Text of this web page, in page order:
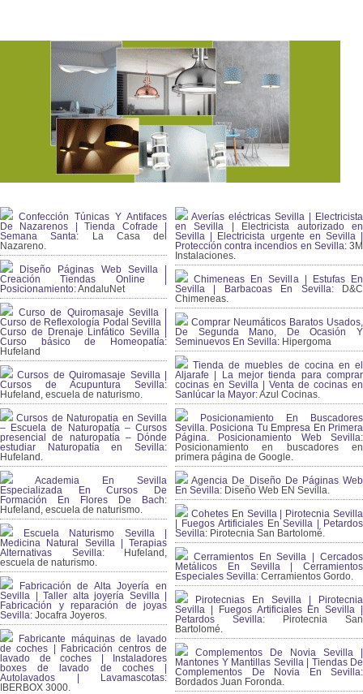
Confección Túnicas Y Antifaces
De Nazarenos | Tienda Cofrade |
Semana Santa: La Casa del
Nazareno.
Diseño Páginas Web Sevilla |
Creación Tiendas Online |
Posicionamiento:AndaluNet
Curso de Quiromasaje Sevilla |
Curso de Reflexología Podal Sevilla |
Curso de Drenaje Linfático Sevilla |
Curso básico de Homeopatía:
Hufeland
Cursos de Quiromasaje Sevilla |
Cursos de Acupuntura Sevilla:
Hufeland, escuela de naturismo.
Cursos de Naturopatia en Sevilla
– Escuela de Naturopatía – Cursos
presencial de naturopatía – Dónde
estudiar Naturopatía en Sevilla:
Hufeland.
Academia En Sevilla
Especializada En Cursos De
Formación En Flores De Bach:
Hufeland, escuela de naturismo.
Escuela Naturismo Sevilla |
Medicina Natural Sevilla | Terapias
Alternativas Sevilla: Hufeland,
escuela de naturismo.
Fabricación de Alta Joyería en
Sevilla | Taller alta joyería Sevilla |
Fabricación y reparación de joyas
Sevilla: Jocafra Joyeros.
Fabricante máquinas de lavado
de coches | Fabricación centros de
lavado de coches | Instaladores
boxes de lavado de coches |
Autolavados | Lavamascotas:
IBERBOX 3000.
Averías eléctricas Sevilla | Electricista
en Sevilla | Electricista autorizado en
Sevilla | Electricista urgente en Sevilla |
Protección contra incendios en Sevilla:3M
Instalaciones.
Chimeneas En Sevilla | Estufas En
Sevilla | Barbacoas En Sevilla:D&C
Chimeneas.
Comprar Neumáticos Baratos Usados,
De Segunda Mano, De Ocasión Y
Seminuevos En Sevilla: Hipergoma
Tienda de muebles de cocina en el
Aljarafe | La mejor tienda para comprar
cocinas en Sevilla | Venta de cocinas en
Sanlúcar la Mayor:Azul Cocinas.
Posicionamiento En Buscadores
Sevilla. Posiciona Tu Empresa En Primera
Página. Posicionamiento Web Sevilla:
Posicionamiento en buscadores en
primera página de Google.
Agencia De Diseño De Páginas Web
En Sevilla: Diseño Web EN Sevilla.
Cohetes En Sevilla | Pirotecnia Sevilla
| Fuegos Artificiales En Sevilla | Petardos
Sevilla: Pirotecnia San Bartolomé.
Cerramientos En Sevilla | Cercados
Metálicos En Sevilla | Cerramientos
Especiales Sevilla: Cerramientos Gordo.
Pirotecnias En Sevilla | Pirotecnia
Sevilla | Fuegos Artificiales En Sevilla |
Petardos Sevilla: Pirotecnia San
Bartolomé.
Complementos De Novia Sevilla |
Mantones Y Mantillas Sevilla | Tiendas De
Complementos De Novia En Sevilla:
Bordados Juan Foronda.